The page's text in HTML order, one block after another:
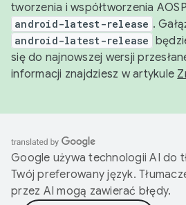
tworzenia i współtworzenia
android-latest-release .
android-latest-release
się do najnowszej wersji
informacji znajdziesz w artykule
Google używa technologii AI do
Twój preferowany język.
przez AI mogą zawierać błędy.